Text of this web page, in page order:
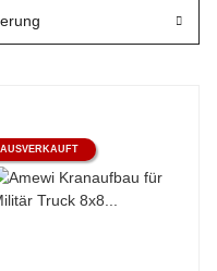
AUSVERKAUFT